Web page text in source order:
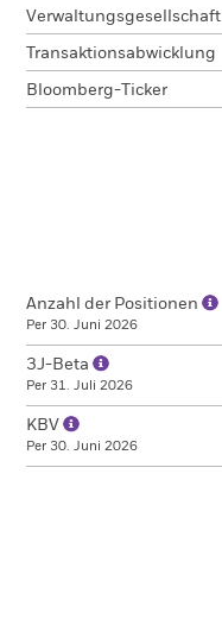
Verwaltungsgesellschaft
Transaktionsabwicklung
Bloomberg-Ticker
Anzahl der Positionen
Per 30. Juni 2026
3J-Beta
Per 31. Juli 2026
KBV
Per 30. Juni 2026